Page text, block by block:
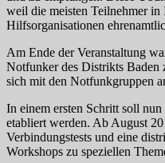
weil die meisten Teilnehmer
Hilfsorganisationen
Am Ende der Veranstaltung
Notfunker des Distrikts Baden
sich mit den Notfunkgruppen
In einem ersten Schritt soll
etabliert werden. Ab August
Verbindungstests und eine
Workshops zu speziellen